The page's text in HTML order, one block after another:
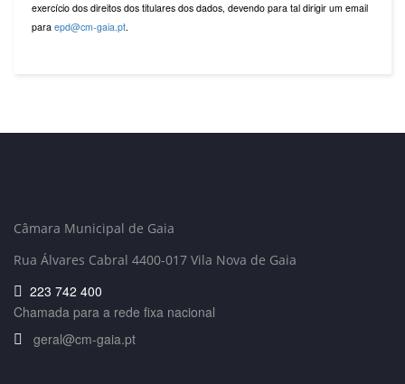
exercício dos direitos dos titulares dos dados, devendo para tal dirigir um email
para epd@cm-gaia.pt.
Câmara Municipal de Gaia
Rua Álvares Cabral 4400-017 Vila Nova de Gaia
223 742 400
Chamada para a rede fixa nacional
geral@cm-gaia.pt